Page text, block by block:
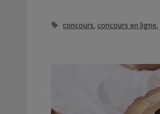
Étiquettes
concours concours en ligne